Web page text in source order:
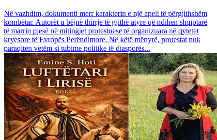
Në vazhdim, dokumenti merr karakterin e një apeli të përgjithshëm
kombëtar. Autorët u bëjnë thirrje të gjithë atyre që ndihen shqiptarë
të marrin pjesë në mitingjet protestuese të organizuara në qytetet
kryesore të Evropës Perëndimore. Në këtë mënyrë, protestat nuk
paraqiten vetëm si tubime politike të diasporës...